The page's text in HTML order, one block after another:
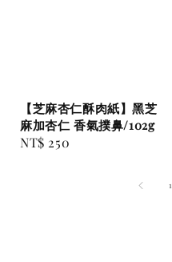
【芝麻杏仁酥肉紙】黑芝
麻加杏仁 香氣撲鼻/102g
Regular
NT$ 250
1